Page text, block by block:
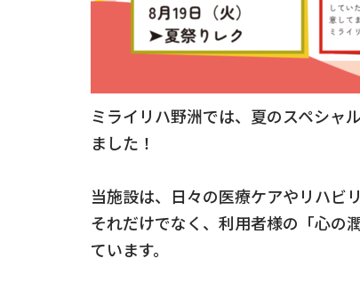
ミライリハ野洲では、夏のスペシャ
ました！
当施設は、日々の医療ケアやリハビ
それだけでなく、利用者様の「心の
ています。